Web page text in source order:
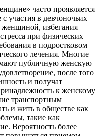
часто проявляется
участия в девчоночьих
женщиной, избегания
при физических
в подростковом
лечения. Многие
публичную женскую
после того
и получат
к женскому
транспортным
и жить в обществе как
такие как
Вероятность более